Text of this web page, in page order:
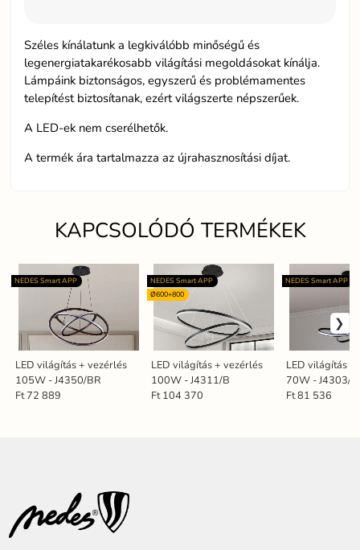
Széles kínálatunk a legkiválóbb minőségű és
legenergiatakarékosabb világítási megoldásokat kínálja.
Lámpáink biztonságos, egyszerű és problémamentes
telepítést biztosítanak, ezért világszerte népszerűek.
A LED-ek nem cserélhetők.
A termék ára tartalmazza az újrahasznosítási díjat.
KAPCSOLÓDÓ TERMÉKEK
LED világítás + vezérlés
105W - J4350/BR
NEDES Smart APP
Ft 72 889
LED világítás + vezérlés
100W - J4311/B
NEDES Smart APP
Ø600+800
Ft 104 370
LED világítás +
70W - J4303/B
NEDES Smart APP
Ft 81 536